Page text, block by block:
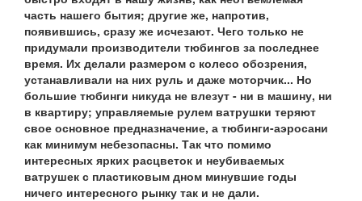
часть нашего бытия; другие же, напротив,
появившись, сразу же исчезают. Чего только не
придумали производители тюбингов за последнее
время. Их делали размером с колесо обозрения,
устанавливали на них руль и даже моторчик... Но
большие тюбинги никуда не влезут - ни в машину, ни
в квартиру; управляемые рулем ватрушки теряют
свое основное предназначение, а тюбинги-аэросани
как минимум небезопасны. Так что помимо
интересных ярких расцветок и неубиваемых
ватрушек с пластиковым дном минувшие годы
ничего интересного рынку так и не дали.